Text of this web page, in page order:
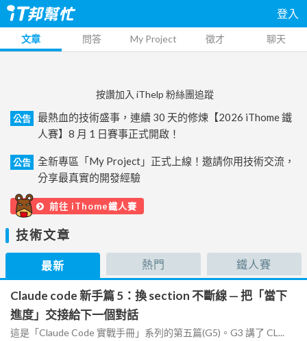
登入
文章 問答 My Project 徵才 聊天
按讚加入 iThelp 粉絲團追蹤
公告
最熱血的技術盛事，連續 30 天的修煉【2026 iThome 鐵
人賽】8 月 1 日賽事正式開啟！
公告
全新專區「My Project」正式上線！邀請你用技術交流，
分享最真實的開發經驗
前往 iThome鐵人賽
技術文章
最新 熱門 鐵人賽
Claude code 新手篇 5：換 section 不斷線 — 把「當下
進度」交接給下一個對話
這是「Claude Code 實戰手冊」系列的第五篇(G5)。G3 講了 CL...